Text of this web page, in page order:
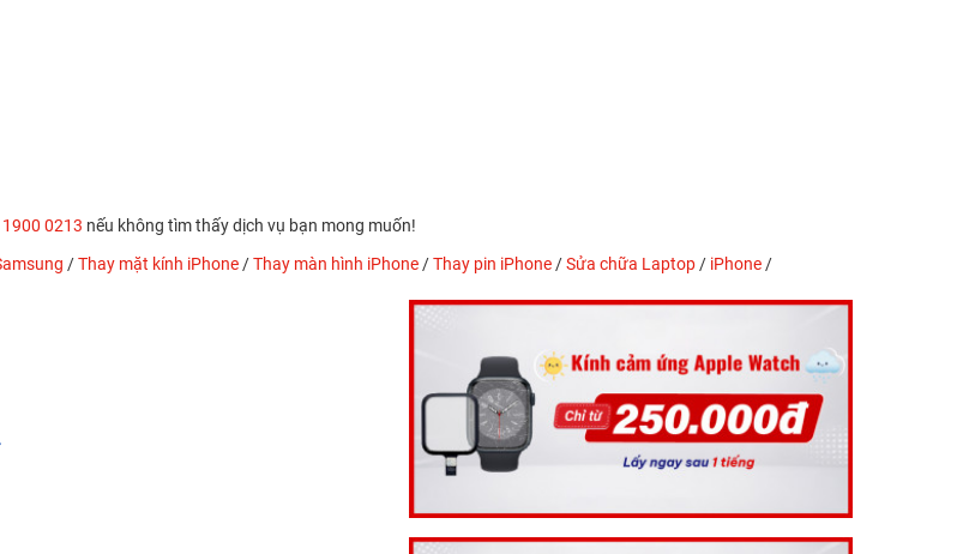
1900 0213 nếu không tìm thấy dịch vụ bạn mong muốn!
/Thay mặt kính iPhone /Thay màn hình iPhone /Thay pin iPhone /Sửa chữa Laptop / iPhone /